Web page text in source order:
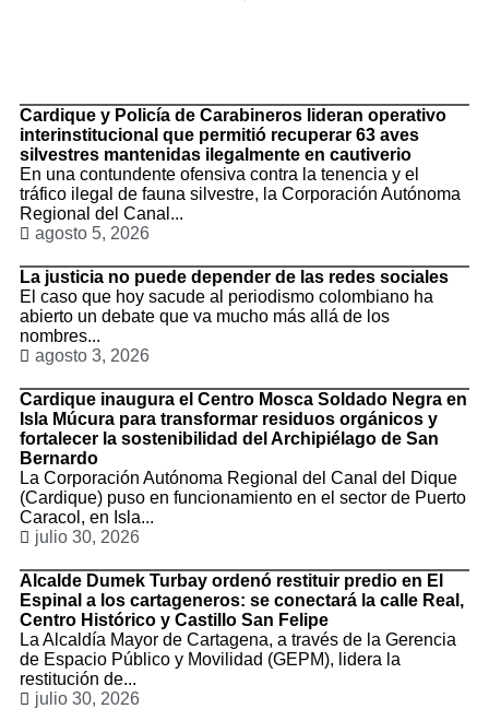
Cardique y Policía de Carabineros lideran operativo
interinstitucional que permitió recuperar 63 aves
silvestres mantenidas ilegalmente en cautiverio
En una contundente ofensiva contra la tenencia y el
tráfico ilegal de fauna silvestre, la Corporación Autónoma
Regional del Canal...
agosto 5, 2026
La justicia no puede depender de las redes sociales
El caso que hoy sacude al periodismo colombiano ha
abierto un debate que va mucho más allá de los
nombres...
agosto 3, 2026
Cardique inaugura el Centro Mosca Soldado Negra en
Isla Múcura para transformar residuos orgánicos y
fortalecer la sostenibilidad del Archipiélago de San
Bernardo
La Corporación Autónoma Regional del Canal del Dique
(Cardique) puso en funcionamiento en el sector de Puerto
Caracol, en Isla...
julio 30, 2026
Alcalde Dumek Turbay ordenó restituir predio en El
Espinal a los cartageneros: se conectará la calle Real,
Centro Histórico y Castillo San Felipe
La Alcaldía Mayor de Cartagena, a través de la Gerencia
de Espacio Público y Movilidad (GEPM), lidera la
restitución de...
julio 30, 2026